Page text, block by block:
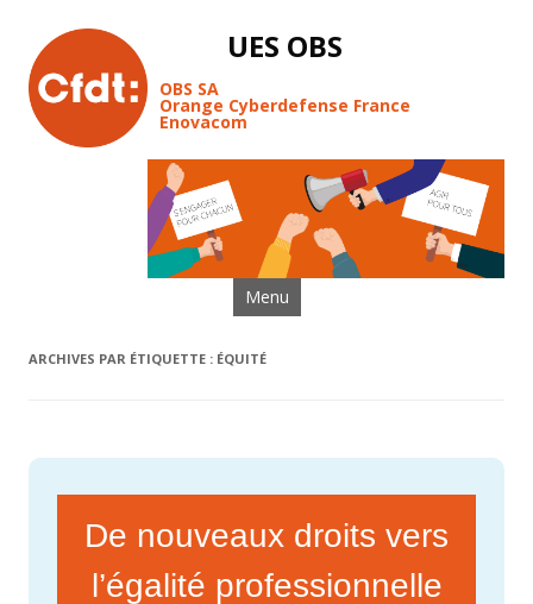
UES OBS
OBS SA
Orange Cyberdefense France
Enovacom
Menu Aller au contenu
ARCHIVES PAR ÉTIQUETTE : ÉQUITÉ
De nouveaux droits vers
l’égalité professionnelle